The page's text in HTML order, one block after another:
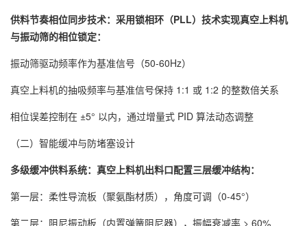
供料节奏相位同步技术：采用锁相环（PLL）技术实现真空上料机
与振动筛的相位锁定：
振动筛驱动频率作为基准信号（50-60Hz）
真空上料机的抽吸频率与基准信号保持 1:1 或 1:2 的整数倍关系
相位误差控制在 ±5° 以内，通过增量式 PID 算法动态调整
（二）智能缓冲与防堵塞设计
多级缓冲供料系统：真空上料机出料口配置三层缓冲结构：
第一层：柔性导流板（聚氨酯材质），角度可调（0-45°）
第二层：阻尼振动板（内置弹簧阻尼器），振幅衰减率 > 60%